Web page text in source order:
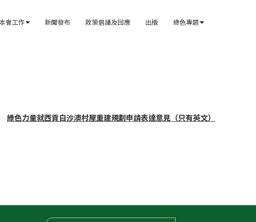
會工作  新聞發布 政策倡議及回應 出版 綠色專題 
綠色力量就西貢白沙澳村屋重建規劃申請表達意見（只有英文）